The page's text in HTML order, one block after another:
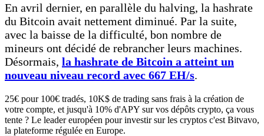
En avril dernier, en parallèle du halving, la hashrate
du Bitcoin avait nettement diminué. Par la suite,
avec la baisse de la difficulté, bon nombre de
mineurs ont décidé de rebrancher leurs machines.
Désormais, la hashrate de Bitcoin a atteint un
nouveau niveau record avec 667 EH/s.
25€ pour 100€ tradés, 10K$ de trading sans frais à la création de
votre compte, et jusqu'à 10% d'APY sur vos dépôts crypto, ça vous
tente ? Le leader européen pour investir sur les cryptos c'est Bitvavo,
la plateforme régulée en Europe.